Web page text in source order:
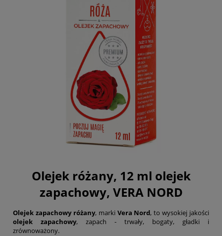
Olejek różany, 12 ml olejek
zapachowy, VERA NORD
Olejek zapachowy różany, marki Vera Nord, to wysokiej jakości
olejek zapachowy, zapach - trwały, bogaty, gładki i
zrównoważony.